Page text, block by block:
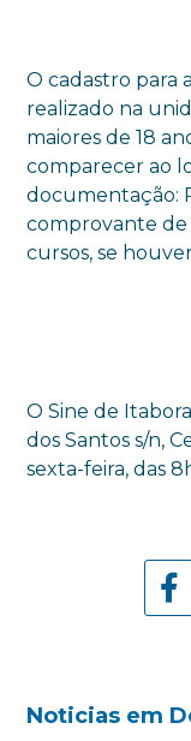
O cadastro para
realizado na
maiores de 18
comparecer ao
documentação:
comprovante de
cursos, se
O Sine de
dos Santos s/n,
sexta-feira, das
Noticias em